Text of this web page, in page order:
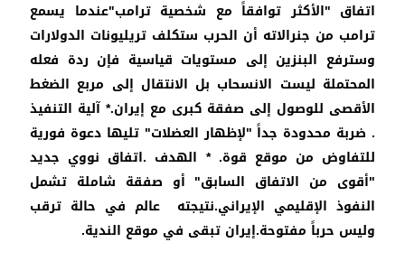
اتفاق "الأكثر توافقاً مع شخصية ترامب"عندما يسمع
ترامب من جنرالاته أن الحرب ستكلف تريليونات الدولارات
وسترفع البنزين إلى مستويات قياسية فإن ردة فعله
المحتملة ليست الانسحاب بل الانتقال إلى مربع الضغط
الأقصى للوصول إلى صفقة كبرى مع إيران.* آلية التنفيذ
. ضربة محدودة جداً "لإظهار العضلات" تليها دعوة فورية
للتفاوض من موقع قوة. * الهدف .اتفاق نووي جديد
"أقوى من الاتفاق السابق" أو صفقة شاملة تشمل
النفوذ الإقليمي الإيراني.نتيجته عالم في حالة ترقب
وليس حرباً مفتوحة.إيران تبقى في موقع الندية.